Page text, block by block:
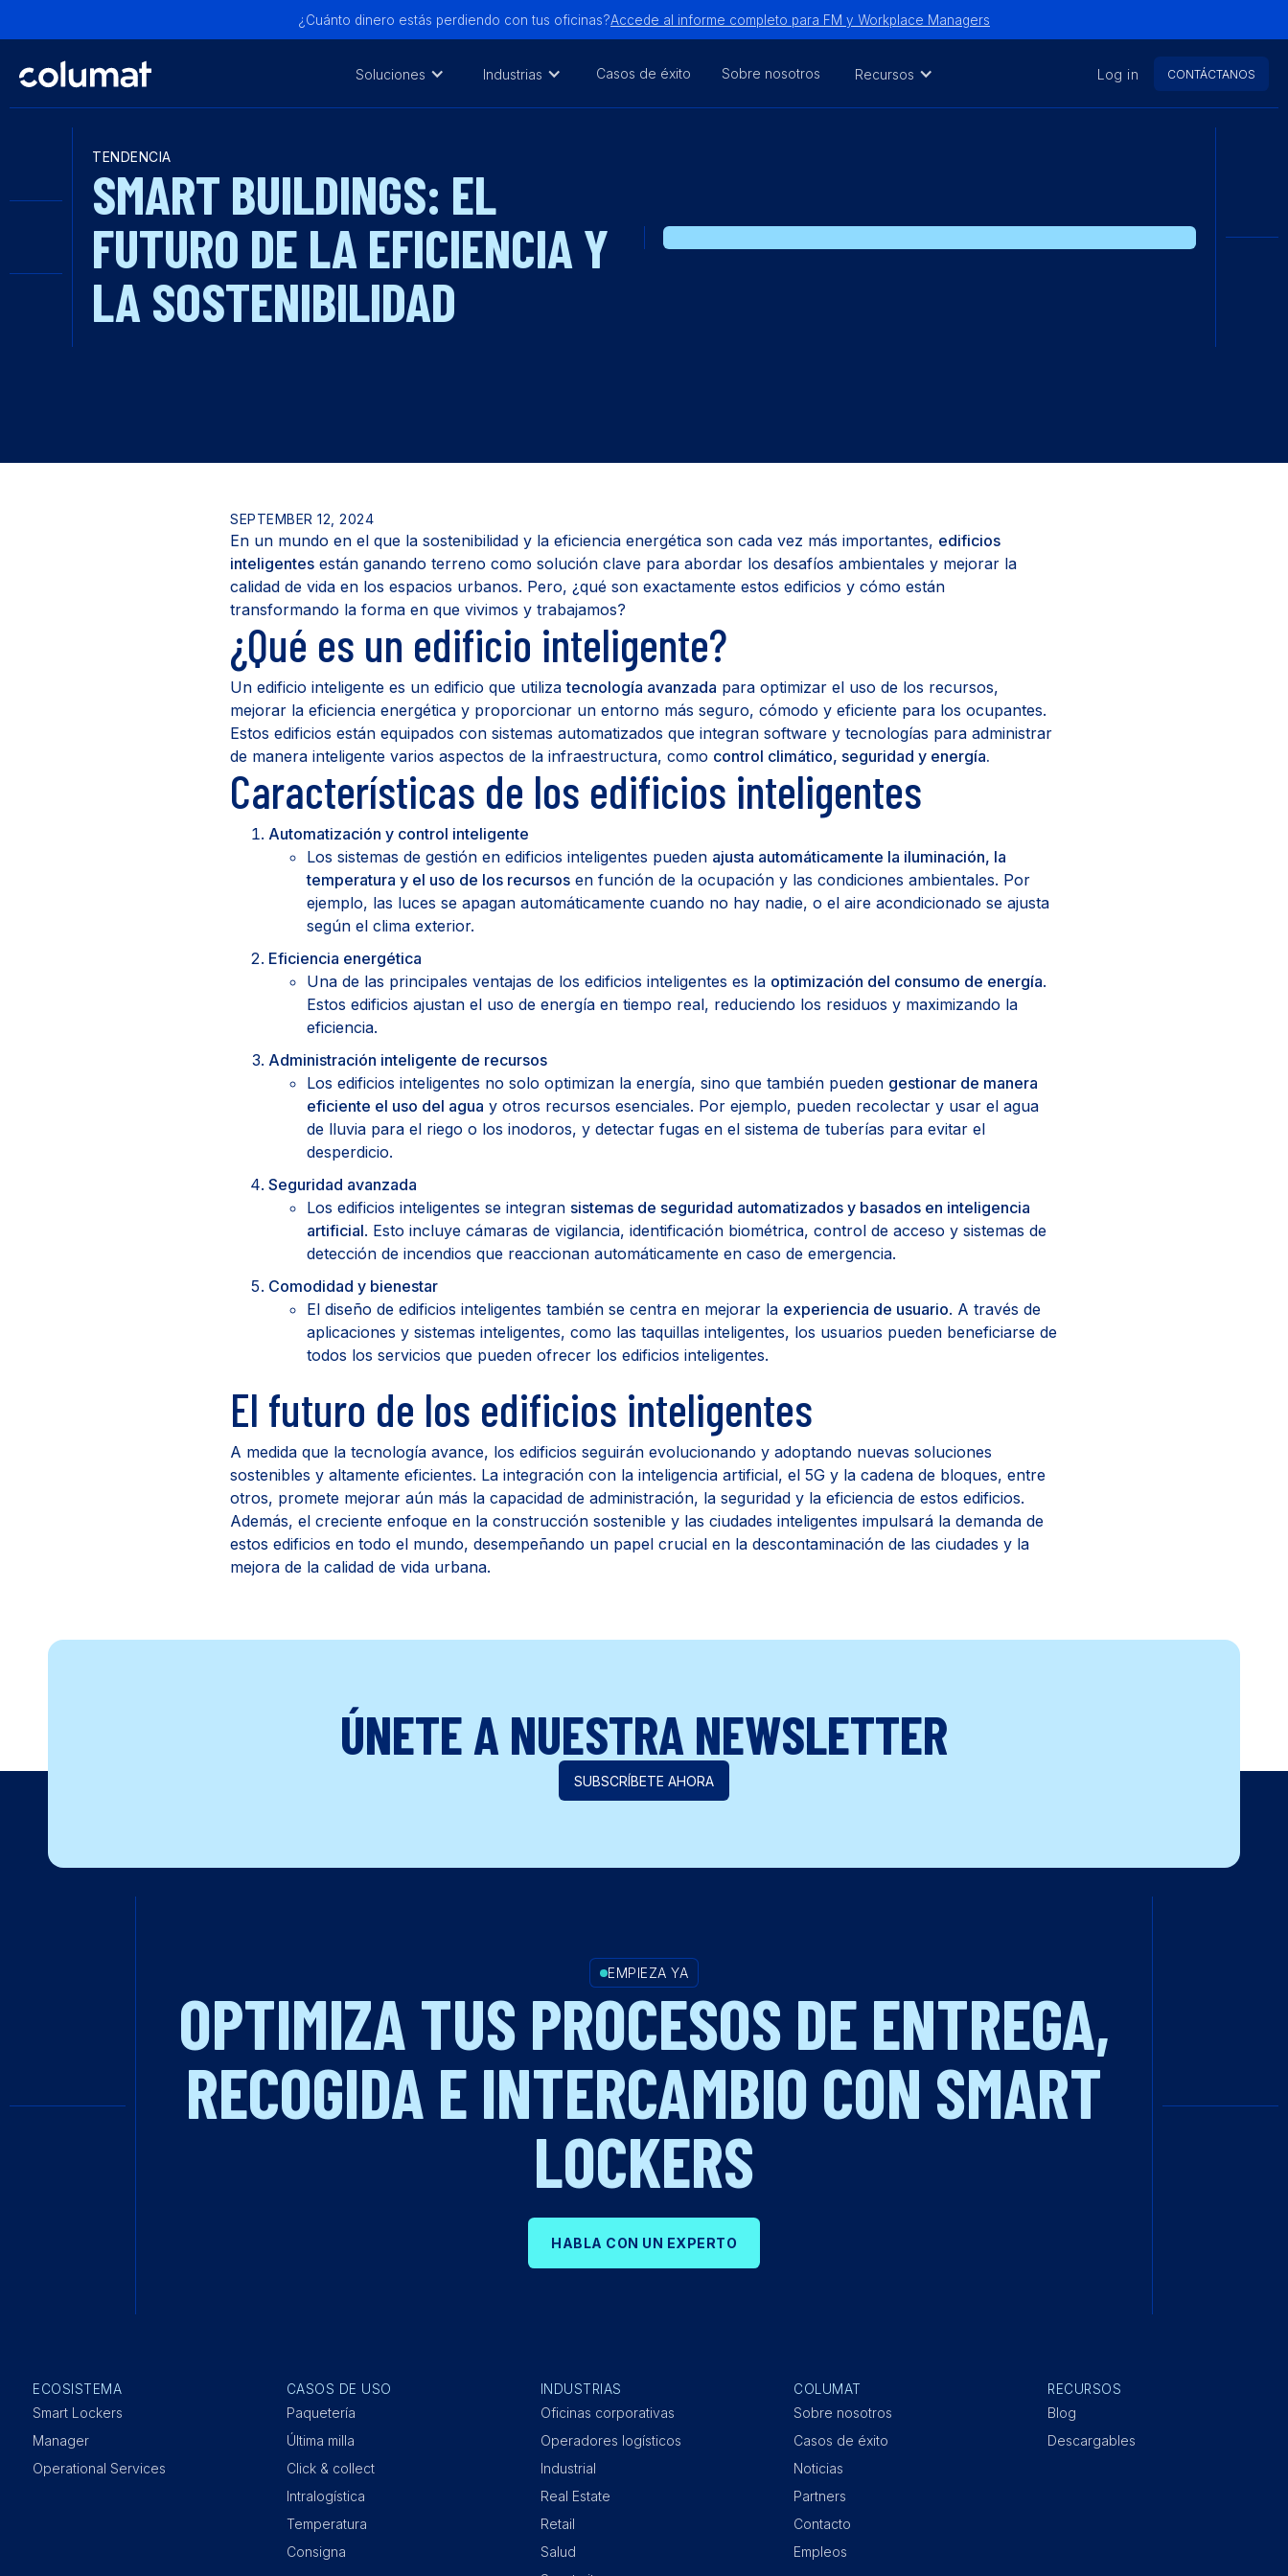
¿Cuánto dinero estás perdiendo con tus oficinas?Accede al informe completo para FM y Workplace Managers
Soluciones Industrias Casos de éxito Sobre nosotros Recursos Log in CONTÁCTANOS
TENDENCIA
SMART BUILDINGS: EL
FUTURO DE LA EFICIENCIA Y
LA SOSTENIBILIDAD
SEPTEMBER 12, 2024
En un mundo en el que la sostenibilidad y la eficiencia energética son cada vez más importantes, edificios
inteligentes están ganando terreno como solución clave para abordar los desafíos ambientales y mejorar la
calidad de vida en los espacios urbanos. Pero, ¿qué son exactamente estos edificios y cómo están
transformando la forma en que vivimos y trabajamos?
¿Qué es un edificio inteligente?
Un edificio inteligente es un edificio que utilizatecnología avanzada para optimizar el uso de los recursos,
mejorar la eficiencia energética y proporcionar un entorno más seguro, cómodo y eficiente para los ocupantes.
Estos edificios están equipados con sistemas automatizados que integran software y tecnologías para administrar
de manera inteligente varios aspectos de la infraestructura, como control climático, seguridad y energía.
Características de los edificios inteligentes
Automatización y control inteligente
Los sistemas de gestión en edificios inteligentes pueden ajusta automáticamente la iluminación, la
temperatura y el uso de los recursos en función de la ocupación y las condiciones ambientales. Por
ejemplo, las luces se apagan automáticamente cuando no hay nadie, o el aire acondicionado se ajusta
según el clima exterior.
Eficiencia energética
Una de las principales ventajas de los edificios inteligentes es la optimización del consumo de energía.
Estos edificios ajustan el uso de energía en tiempo real, reduciendo los residuos y maximizando la
eficiencia.
Administración inteligente de recursos
Los edificios inteligentes no solo optimizan la energía, sino que también pueden gestionar de manera
eficiente el uso del agua y otros recursos esenciales. Por ejemplo, pueden recolectar y usar el agua
de lluvia para el riego o los inodoros, y detectar fugas en el sistema de tuberías para evitar el
desperdicio.
Seguridad avanzada
Los edificios inteligentes se integran sistemas de seguridad automatizados y basados en inteligencia
artificial. Esto incluye cámaras de vigilancia, identificación biométrica, control de acceso y sistemas de
detección de incendios que reaccionan automáticamente en caso de emergencia.
Comodidad y bienestar
El diseño de edificios inteligentes también se centra en mejorar la experiencia de usuario. A través de
aplicaciones y sistemas inteligentes, como las taquillas inteligentes, los usuarios pueden beneficiarse de
todos los servicios que pueden ofrecer los edificios inteligentes.
El futuro de los edificios inteligentes
A medida que la tecnología avance, los edificios seguirán evolucionando y adoptando nuevas soluciones
sostenibles y altamente eficientes. La integración con la inteligencia artificial, el 5G y la cadena de bloques, entre
otros, promete mejorar aún más la capacidad de administración, la seguridad y la eficiencia de estos edificios.
Además, el creciente enfoque en la construcción sostenible y las ciudades inteligentes impulsará la demanda de
estos edificios en todo el mundo, desempeñando un papel crucial en la descontaminación de las ciudades y la
mejora de la calidad de vida urbana.
ÚNETE A NUESTRA NEWSLETTER
SUBSCRÍBETE AHORA
EMPIEZA YA
OPTIMIZA TUS PROCESOS DE ENTREGA,
RECOGIDA E INTERCAMBIO CON SMART
LOCKERS
HABLA CON UN EXPERTO
ECOSISTEMA
Smart Lockers
Manager
Operational Services
CASOS DE USO
Paquetería
Última milla
Click & collect
Intralogística
Temperatura
Consigna
INDUSTRIAS
Oficinas corporativas
Operadores logísticos
Industrial
Real Estate
Retail
Salud
COLUMAT
Sobre nosotros
Casos de éxito
Noticias
Partners
Contacto
Empleos
RECURSOS
Blog
Descargables